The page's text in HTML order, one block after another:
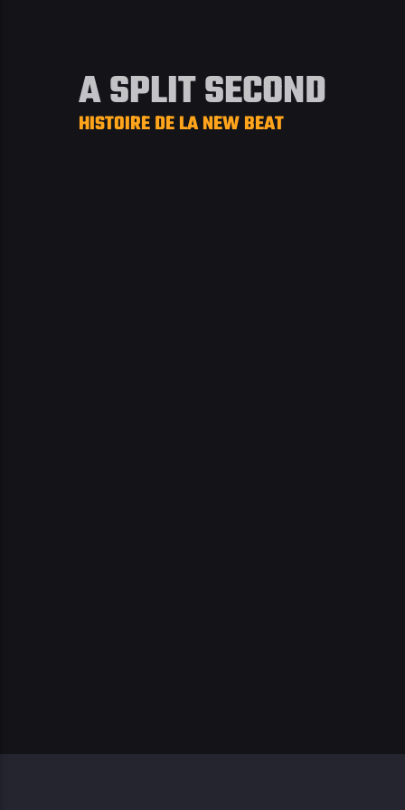
A SPLIT SECOND
HISTOIRE DE LA NEW BEAT